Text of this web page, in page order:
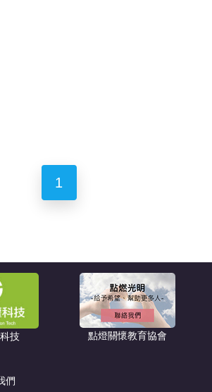
1
技 點燈關懷教育協會
們